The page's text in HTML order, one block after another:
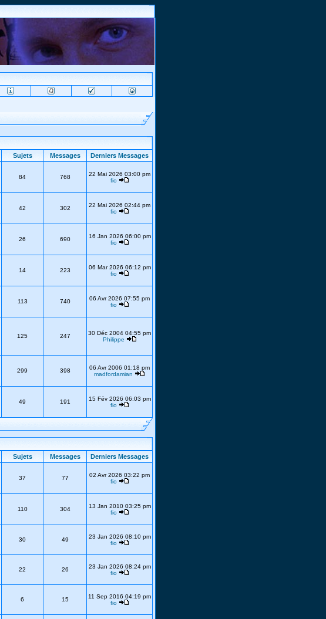
Sujets Messages
Derniers Messages
84 768
22 Mai 2026 03:00 pm
fio
42 302
22 Mai 2026 02:44 pm
fio
26 690
16 Jan 2026 06:00 pm
fio
14 223
06 Mar 2026 06:12 pm
fio
113 740
06 Avr 2026 07:55 pm
fio
125 247
30 Déc 2004 04:55 pm
Philippe
299 398
06 Avr 2006 01:18 pm
madfordamian
49 191
15 Fév 2026 06:03 pm
fio
Sujets Messages
Derniers Messages
37 77
02 Avr 2026 03:22 pm
fio
110 304
13 Jan 2010 03:25 pm
fio
30 49
23 Jan 2026 08:10 pm
fio
22 26
23 Jan 2026 08:24 pm
fio
6 15
11 Sep 2016 04:19 pm
fio